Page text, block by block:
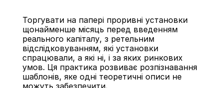
Торгувати на папері проривні установки
щонайменше місяць перед введенням
реального капіталу, з ретельним
відслідковуванням, які установки
спрацювали, а які ні, і за яких ринкових
умов. Ця практика розвиває розпізнавання
шаблонів, яке одні теоретичні описи не
можуть забезпечити.